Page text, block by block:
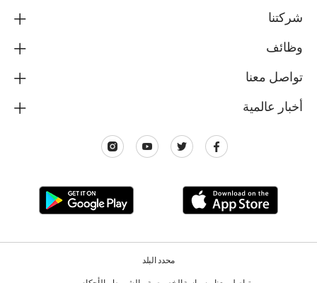
شركتنا
وظائف
تواصل معنا
أخبار عالمية
محدد البلد